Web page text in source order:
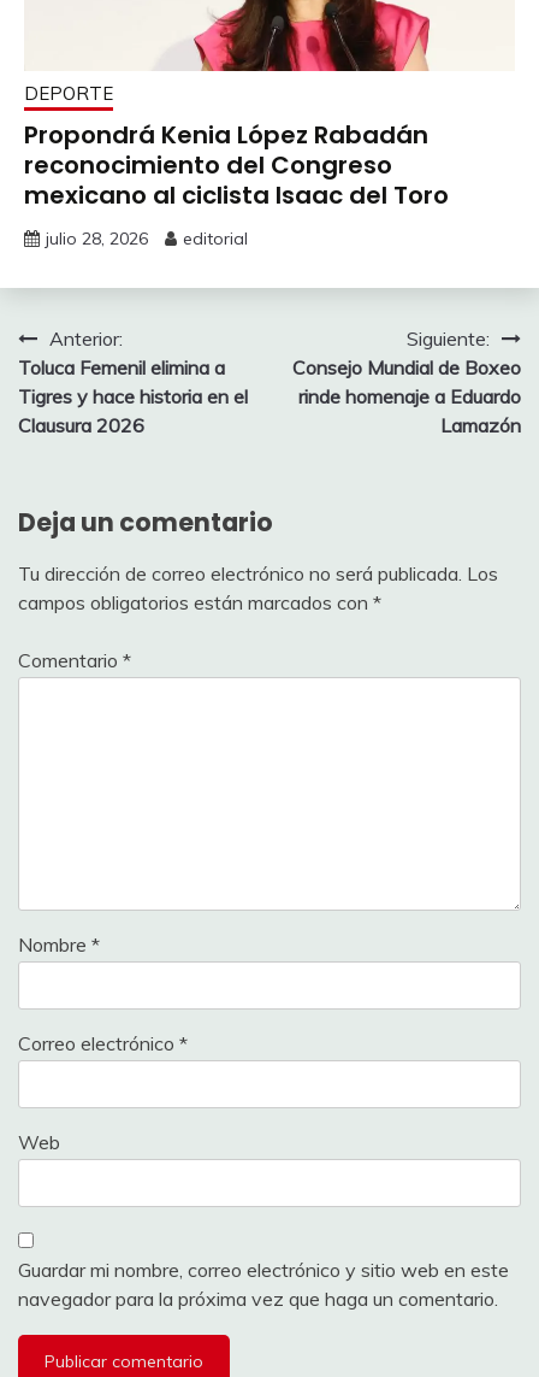
DEPORTE
Propondrá Kenia López Rabadán
reconocimiento del Congreso
mexicano al ciclista Isaac del Toro
julio 28, 2026 editorial
Navegación
de
entradas
Anterior:
Toluca Femenil elimina a
Tigres y hace historia en el
Clausura 2026
Siguiente:
Consejo Mundial de Boxeo
rinde homenaje a Eduardo
Lamazón
Deja un comentario
Tu dirección de correo electrónico no será publicada. Los
campos obligatorios están marcados con *
Comentario *
Nombre *
Correo electrónico *
Web
Guardar mi nombre, correo electrónico y sitio web en este
navegador para la próxima vez que haga un comentario.